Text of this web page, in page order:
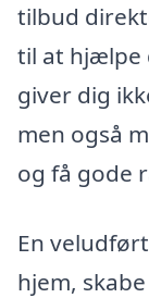
tilbud
til at hjælpe
giver dig
men også
og få gode
En
hjem,